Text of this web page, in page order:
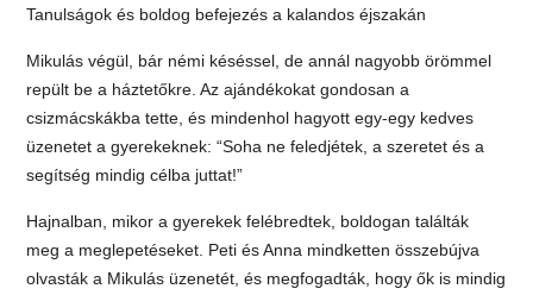
Tanulságok és boldog befejezés a kalandos éjszakán
Mikulás végül, bár némi késéssel, de annál nagyobb örömmel
repült be a háztetőkre. Az ajándékokat gondosan a
csizmácskákba tette, és mindenhol hagyott egy-egy kedves
üzenetet a gyerekeknek: “Soha ne feledjétek, a szeretet és a
segítség mindig célba juttat!”
Hajnalban, mikor a gyerekek felébredtek, boldogan találták
meg a meglepetéseket. Peti és Anna mindketten összebújva
olvasták a Mikulás üzenetét, és megfogadták, hogy ők is mindig